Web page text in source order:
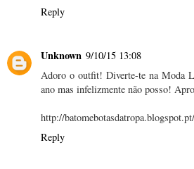
Reply
Unknown 9/10/15 13:08
Adoro o outfit! Diverte-te na Moda
ano mas infelizmente não posso!
http://batomebotasdatropa.blogspot.pt/
Reply